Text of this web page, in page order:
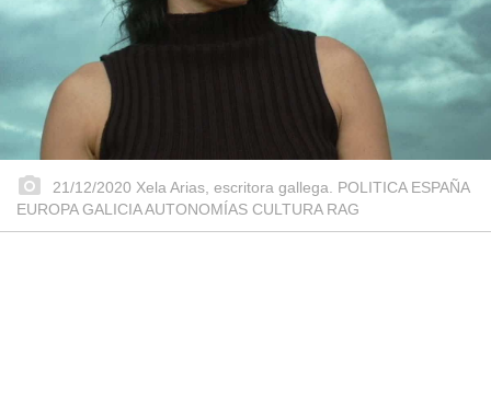
21/12/2020 Xela Arias, escritora gallega. POLITICA ESPAÑA
EUROPA GALICIA AUTONOMÍAS CULTURA RAG